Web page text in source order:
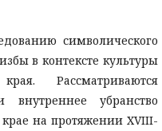
символического
в контексте культуры
Рассматриваются
внутреннее убранство
на протяжении XVIII-